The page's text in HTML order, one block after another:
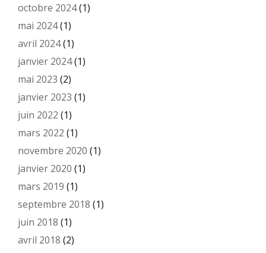
octobre 2024(1)
mai 2024(1)
avril 2024(1)
janvier 2024(1)
mai 2023 (2)
janvier 2023 (1)
juin 2022 (1)
mars 2022 (1)
novembre 2020 (1)
janvier 2020 (1)
mars 2019 (1)
septembre 2018 (1)
juin 2018 (1)
avril 2018 (2)